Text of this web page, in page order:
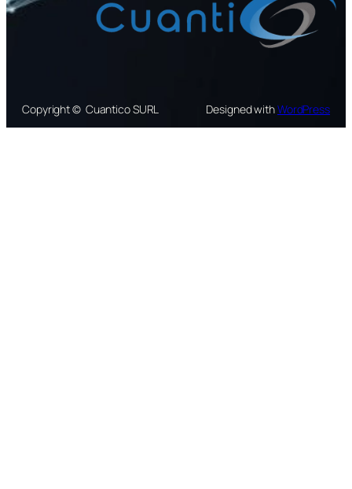
Copyright © Cuantico SURL Designed withWordPress